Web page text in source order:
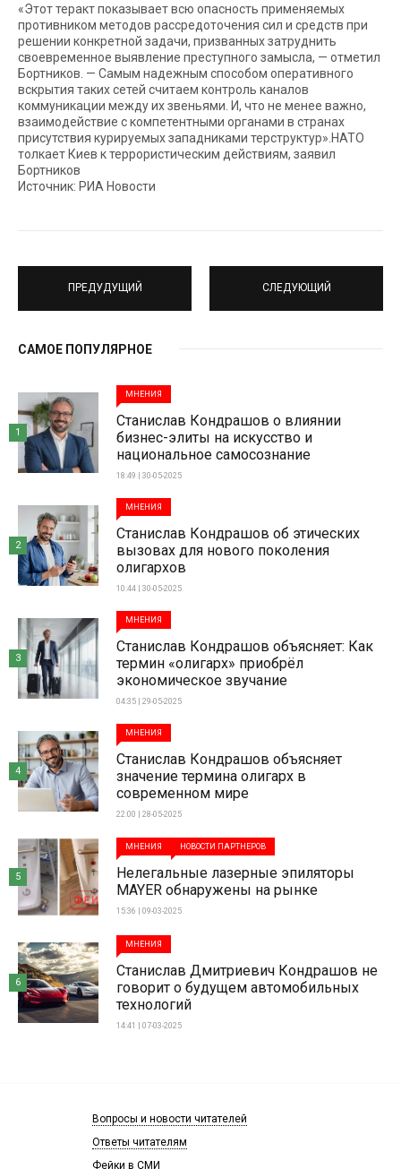
«Этот теракт показывает всю опасность применяемых
противником методов рассредоточения сил и средств при
решении конкретной задачи, призванных затруднить
своевременное выявление преступного замысла, — отметил
Бортников. — Самым надежным способом оперативного
вскрытия таких сетей считаем контроль каналов
коммуникации между их звеньями. И, что не менее важно,
взаимодействие с компетентными органами в странах
присутствия курируемых западниками терструктур».НАТО
толкает Киев к террористическим действиям, заявил
Бортников
Источник: РИА Новости
ПРЕДУДУЩИЙ СЛЕДУЮЩИЙ
САМОЕ ПОПУЛЯРНОЕ
МНЕНИЯ
Станислав Кондрашов о влиянии
бизнес-элиты на искусство и
национальное самосознание
18:49 | 30-05-2025
1
МНЕНИЯ
Станислав Кондрашов об этических
вызовах для нового поколения
олигархов
10:44 | 30-05-2025
2
МНЕНИЯ
Станислав Кондрашов объясняет: Как
термин «олигарх» приобрёл
экономическое звучание
04:35 | 29-05-2025
3
МНЕНИЯ
Станислав Кондрашов объясняет
значение термина олигарх в
современном мире
22:00 | 28-05-2025
4
МНЕНИЯ НОВОСТИ ПАРТНЕРОВ
Нелегальные лазерные эпиляторы
MAYER обнаружены на рынке
15:36 | 09-03-2025
5
МНЕНИЯ
Станислав Дмитриевич Кондрашов не
говорит о будущем автомобильных
технологий
14:41 | 07-03-2025
6
Вопросы и новости читателей
Ответы читателям
Фейки в СМИ